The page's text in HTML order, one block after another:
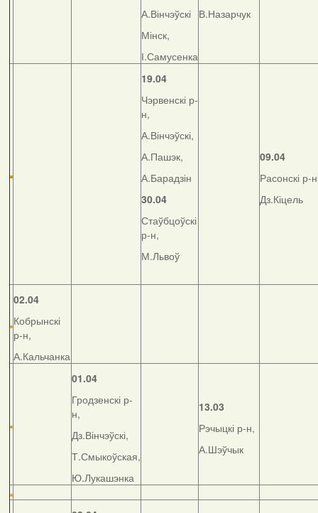
А.Вінчэўскі
Мінск,
І.Самусенка
В.Назарчук
19.04
Чэрвенскі р-
н,
А.Вінчэўскі,
А.Пашэк,
А.Барадзін
30.04
Стаўбцоўскі
р-н,
М.Львоў
09.04
Расонскі р-
Дз.Кіцель
02.04
Кобрынскі
р-н,
А.Кальчанка
01.04
Гродзенскі р-
н,
Дз.Вінчэўскі,
Т.Смыкоўская,
Ю.Лукашэнка
13.03
Рэчыцкі р-н,
А.Шэўчык